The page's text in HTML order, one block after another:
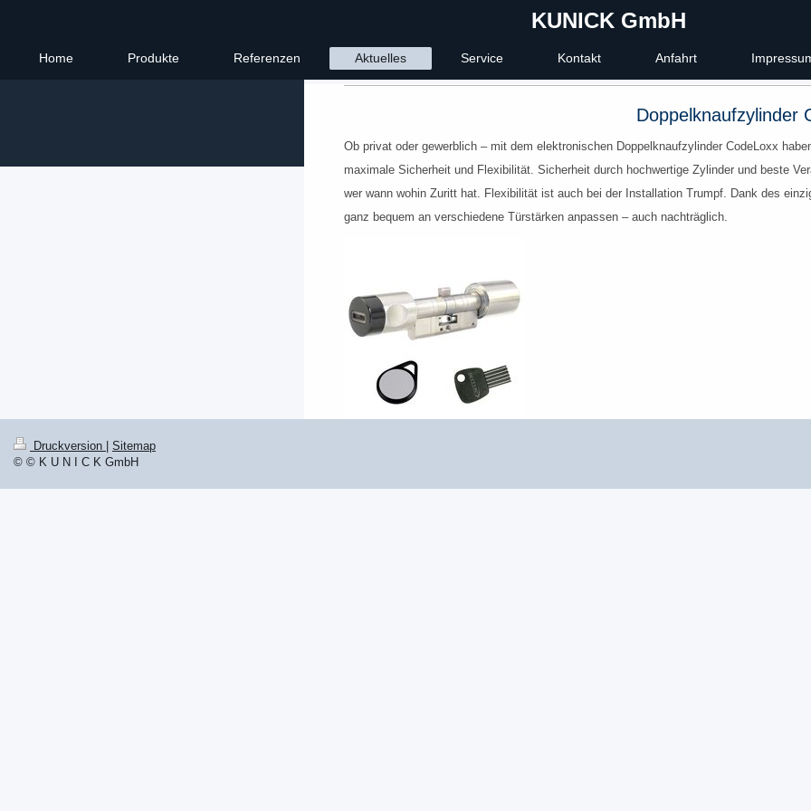
KUNICK GmbH
Home Produkte Referenzen Aktuelles Service Kontakt Anfahrt
Doppelknaufzylinder
Ob privat oder gewerblich – mit dem elektronischen Doppelknaufzylinder CodeLoxx
maximale Sicherheit und Flexibilität. Sicherheit durch hochwertige Zylinder und beste
wer wann wohin Zuritt hat. Flexibilität ist auch bei der Installation Trumpf. Dank des
ganz bequem an verschiedene Türstärken anpassen – auch nachträglich.
Druckversion | Sitemap
© © K U N I C K GmbH